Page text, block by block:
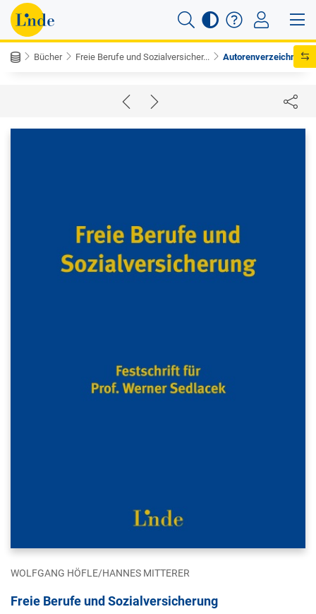
Bücher Freie Berufe und Sozialversicher... Autorenverzeichnis
WOLFGANG HÖFLE/HANNES MITTERER
Freie Berufe und Sozialversicherung